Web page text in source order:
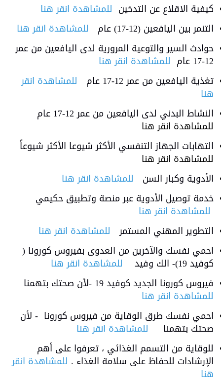
كيفية الاقلاع عن التدخين للمشاهدة انقر هنا
التنمر بين اليافعين (12-17) عام
للمشاهدة انقر هنا
حوادث السير والتوعية المرورية لدى اليافعين من عمر
12-17 عام
للمشاهدة انقر هنا
تغذية اليافعين من عمر 12-17 عام
للمشاهدة انقر
هنا
النشاط البدني لدى اليافعين من عمر 12-17 عام
للمشاهدة انقر هنا
التهابات الجهاز التنفسي الأكثر شيوعا الأكثر شيوعاً
للمشاهدة انقر هنا
الأدوية وكبار السن للمشاهدة انقر هنا
خدمة توصيل الأدوية عبر منصة وتطبيق حكيمي
للمشاهدة انقر هنا
التطوير المهني المستمر للمشاهدة انقر هنا
احمي نفسك والآخرين من العدوى بفيروس كورونا (
كوفيد 19)- الك وفيد
للمشاهدة انقر هنا
فيروس كورونا الجديد كوفيد 19 -لأن صحتك بتهمنا
للمشاهدة انقر هنا
احمي نفسك طرق الوقاية من فيروس كورونا - لأن
صحتك بتهمنا
للمشاهدة انقر هنا
للوقاية من التسمم الغذائي ، تعرفوا على أهم
الإرشادات للحفاظ على سلامة الغذاء . للمشاهدة انقر
هنا